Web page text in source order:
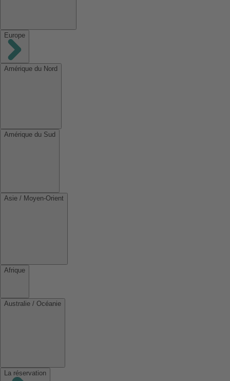
Europe
Amérique du Nord
Amérique du Sud
Asie / Moyen-Orient
Afrique
Australie / Océanie
La réservation